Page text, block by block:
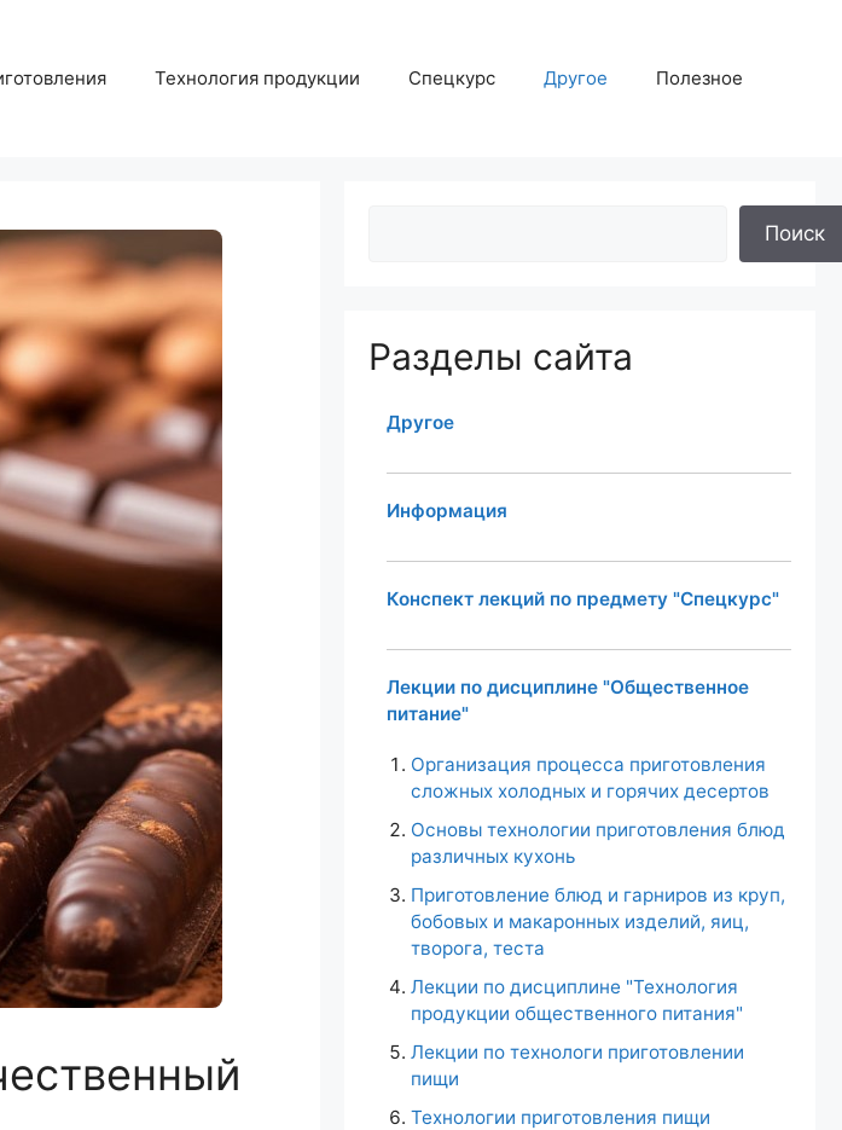
Технология продукции Спецкурс Другое Полезное
Поиск
Разделы сайта
Другое
Информация
Конспект лекций по предмету "Спецкурс"
Лекции по дисциплине "Общественное
питание"
Организация процесса приготовления
сложных холодных и горячих десертов
Основы технологии приготовления блюд
различных кухонь
Приготовление блюд и гарниров из круп,
бобовых и макаронных изделий, яиц,
творога, теста
Лекции по дисциплине "Технология
продукции общественного питания"
Лекции по технологи приготовлении
пищи
Технологии приготовления пищи